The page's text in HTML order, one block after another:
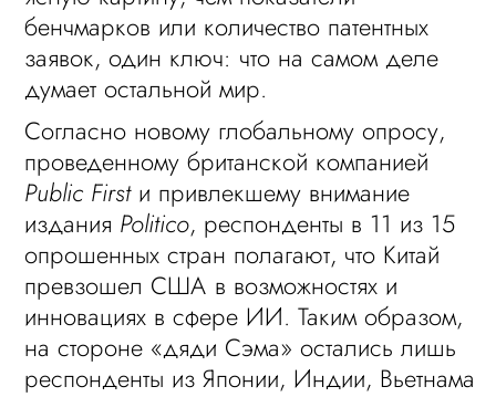
бенчмарков или количество патентных
заявок, один ключ: что на самом деле
думает остальной мир.
Согласно новому глобальному опросу,
проведенному британской компанией
Public Firstи привлекшему внимание
издания Politico, респонденты в 11 из 15
опрошенных стран полагают, что Китай
превзошел США в возможностях и
инновациях в сфере ИИ. Таким образом,
на стороне «дяди Сэма» остались лишь
респонденты из Японии, Индии, Вьетнама